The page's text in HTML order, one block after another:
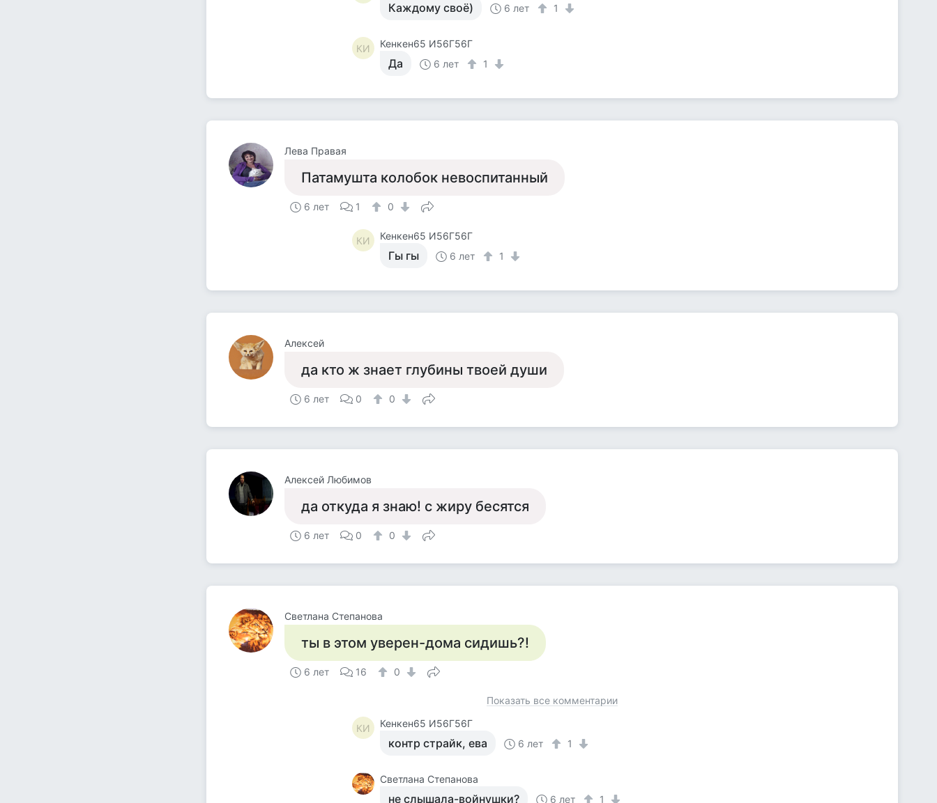
Каждому своё) 6 лет 1
КИ Кенкен65 И56Г56Г
Да 6 лет 1
Лева Правая
Патамушта колобок невоспитанный
6 лет 1 0
КИ Кенкен65 И56Г56Г
Гы гы 6 лет 1
Алексей
да кто ж знает глубины твоей души
6 лет 0 0
Алексей Любимов
да откуда я знаю! с жиру бесятся
6 лет 0 0
Светлана Степанова
ты в этом уверен-дома сидишь?!
6 лет 16 0
Показать все комментарии
КИ Кенкен65 И56Г56Г
контр страйк, ева 6 лет 1
Светлана Степанова
не слышала-войнушки? 6 лет 1